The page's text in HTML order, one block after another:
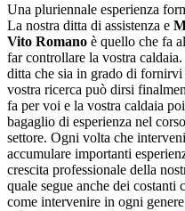
Una pluriennale esperienza
La nostra ditta di assistenza e
Vito Romano è quello che fa
far controllare la vostra
ditta che sia in grado di
vostra ricerca può dirsi
fa per voi e la vostra caldaia
bagaglio di esperienza nel
settore. Ogni volta che
accumulare importanti
crescita professionale della
quale segue anche dei costanti
come intervenire in ogni